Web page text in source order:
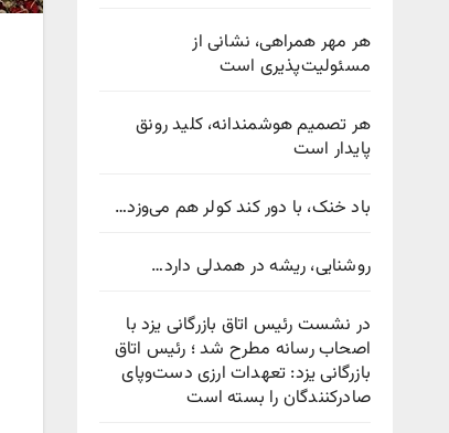
هر مهر همراهی، نشانی از
مسئولیت‌پذیری است
هر تصمیم هوشمندانه، کلید رونق
پایدار است
باد خنک، با دور کند کولر هم می‌وزد…
روشنایی، ریشه در همدلی دارد…
در نشست رئیس اتاق بازرگانی یزد با
اصحاب رسانه مطرح شد ؛ رئیس اتاق
بازرگانی یزد: تعهدات ارزی دست‌وپای
صادرکنندگان را بسته است